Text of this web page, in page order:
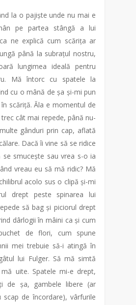
la o pajiște unde nu mai e
pe partea stângă a lui
ne explică cum scărița ar
până la subrațul nostru,
lungimea ideală pentru
Mă întorc cu spatele la
cu o mână de șa și-mi pun
scăriță. Ăla e momentul de
cât mai repede, până nu-
gânduri prin cap, aflată
Dacă îi vine să se ridice
se smucește sau vrea s-o ia
vreau eu să mă ridic? Mă
acolo sus o clipă și-mi
drept peste spinarea lui
să bag și piciorul drept
dârlogii în mâini ca și cum
de flori, cum spune
mei trebuie să-i atingă în
lui Fulger. Să mă simtă
uite. Spatele mi-e drept,
de șa, gambele libere (ar
de încordare), vârfurile